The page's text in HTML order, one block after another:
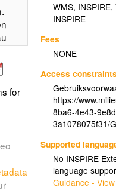
WMS, INSPIRE,
INSPIRE
Fees
NONE
Access
https://
8ba6-4e43-
3a1078075f31/
Supported
No INSPIRE
language
Guidance -
for